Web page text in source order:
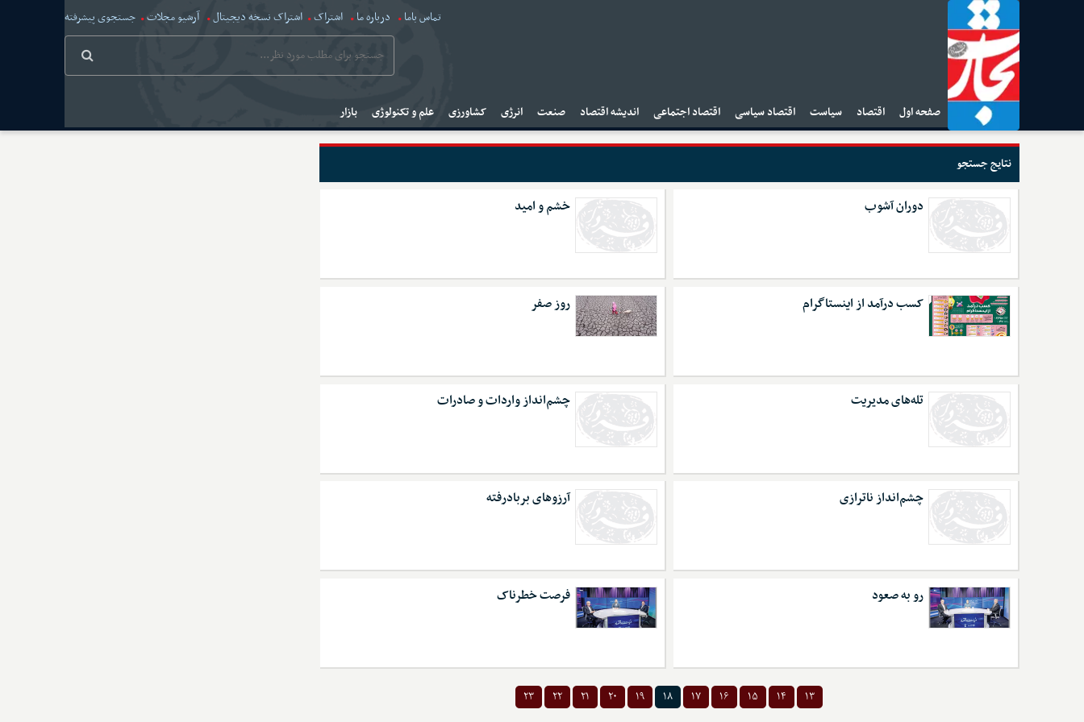
تماس باما درباره ما اشتراک اشتراک نسخه دیجیتال آرشیو مجلات جستجوی پیشرفته
صفحه اول اقتصاد سیاست اقتصاد سیاسی اقتصاد اجتماعی اندیشه اقتصاد صنعت انرژی کشاورزی علم و تکنولوژی بازار
نتایج جستجو
دوران آشوب خشم و امید
کسب درآمد از اینستاگرام روز صفر
تله‌های مدیریت چشم‌انداز واردات و صادرات
چشم‌انداز ناترازی آرزوهای بربادرفته
رو به صعود فرصت خطرناک
۱۳ ۱۴ ۱۵ ۱۶ ۱۷ ۱۸ ۱۹ ۲۰ ۲۱ ۲۲ ۲۳